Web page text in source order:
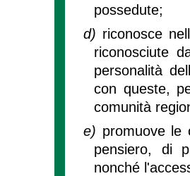
possedute;
d) riconosce
riconosciute
personalità
con queste,
comunità
e) promuove le
pensiero, di
nonché